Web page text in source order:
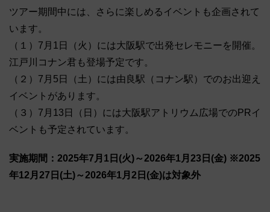
ツアー期間中には、さらに楽しめるイベントも企画されて
います。
（１）7月1日（火）には大阪駅で出発セレモニーを開催。
江戸川コナン君も登場予定です。
（２）7月5日（土）には由良駅（コナン駅）でのお出迎え
イベントがあります。
（３）7月13日（日）には大阪駅アトリウム広場でのPRイ
ベントも予定されています。
実施期間：2025年7月1日(火)～2026年1月23日(金) ※2025
年12月27日(土)～2026年1月2日(金)は対象外